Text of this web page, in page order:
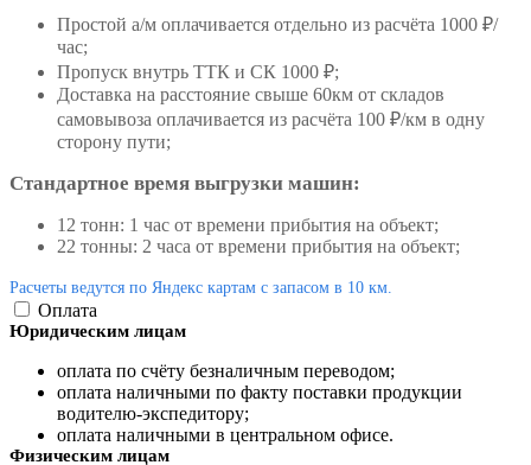
Простой а/м оплачивается отдельно из расчёта 1000 ₽/
час;
Пропуск внутрь ТТК и СК 1000 ₽;
Доставка на расстояние свыше 60км от складов
самовывоза оплачивается из расчёта 100 ₽/км в одну
сторону пути;
Стандартное время выгрузки машин:
12 тонн: 1 час от времени прибытия на объект;
22 тонны: 2 часа от времени прибытия на объект;
Расчеты ведутся по Яндекс картам с запасом в 10 км.
Оплата
Юридическим лицам
оплата по счёту безналичным переводом;
оплата наличными по факту поставки продукции
водителю-экспедитору;
оплата наличными в центральном офисе.
Физическим лицам